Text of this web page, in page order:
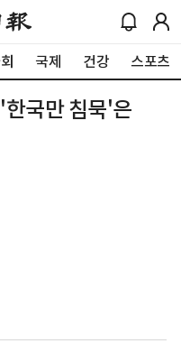
국제 건강 스포츠
국만 침묵'은